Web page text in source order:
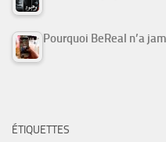
Pourquoi BeReal n’a
ÉTIQUETTES